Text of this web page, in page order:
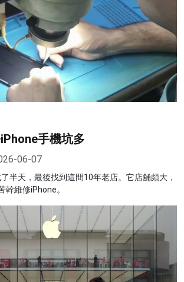
手機坑多
06-07
半天，最後找到這間10年老店。它店舖頗大，
幹維修iPhone。